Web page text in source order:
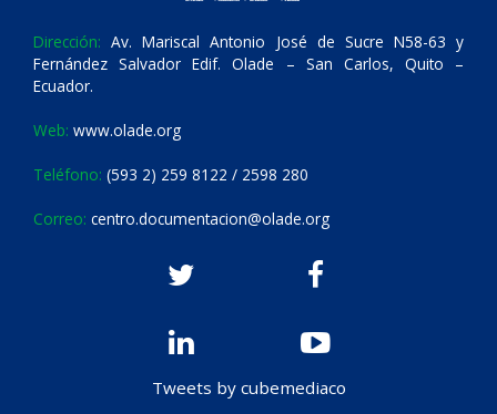
Dirección: Av. Mariscal Antonio José de Sucre N58-63 y
Fernández Salvador Edif. Olade – San Carlos, Quito –
Ecuador.
Web: www.olade.org
Teléfono: (593 2) 259 8122 / 2598 280
Correo: centro.documentacion@olade.org
Tweets by cubemediaco